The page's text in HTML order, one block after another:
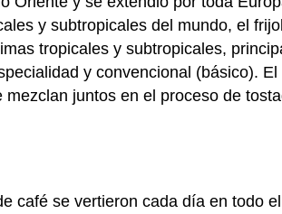
y subtropicales del mundo, el
tropicales y subtropicales,
y convencional (básico). El
juntos en el proceso de
café se vertieron cada día en todo